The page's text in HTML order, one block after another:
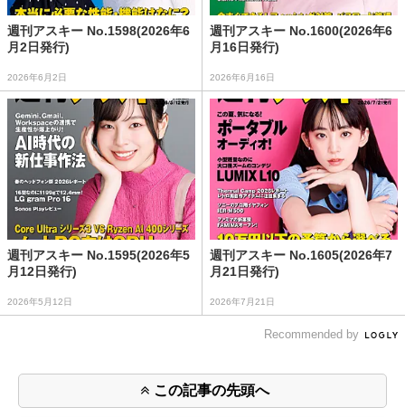
週刊アスキー No.1598(2026年6
月2日発行)
2026年6月2日
週刊アスキー No.1600(2026年6
月16日発行)
2026年6月16日
週刊アスキー No.1595(2026年5
月12日発行)
2026年5月12日
週刊アスキー No.1605(2026年7
月21日発行)
2026年7月21日
Recommended by
この記事の先頭へ